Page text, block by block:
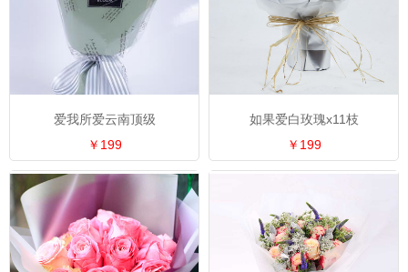
爱我所爱云南顶级
￥199
如果爱白玫瑰x11枝
￥199